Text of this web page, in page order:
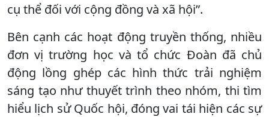
cụ thể đối với cộng đồng và xã hội”.
Bên cạnh các hoạt động truyền thống, nhiều
đơn vị trường học và tổ chức Đoàn đã chủ
động lồng ghép các hình thức trải nghiệm
sáng tạo như thuyết trình theo nhóm, thi tìm
hiểu lịch sử Quốc hội, đóng vai tái hiện các sự